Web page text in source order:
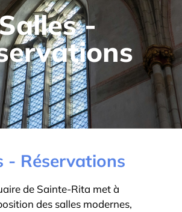
-
- Réservations
de Sainte-Rita met à
des salles modernes,